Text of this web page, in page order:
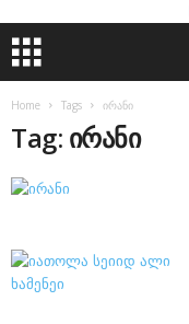
Home Tags ირანი
Tag: ირანი